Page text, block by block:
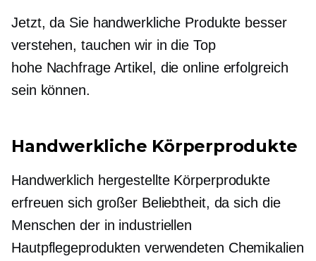
Jetzt, da Sie handwerkliche Produkte besser
verstehen, tauchen wir in die Top
hohe NachfrageArtikel, die online erfolgreich
sein können.
Handwerkliche Körperprodukte
Handwerklich hergestellte Körperprodukte
erfreuen sich großer Beliebtheit, da sich die
Menschen der in industriellen
Hautpflegeprodukten verwendeten Chemikalien